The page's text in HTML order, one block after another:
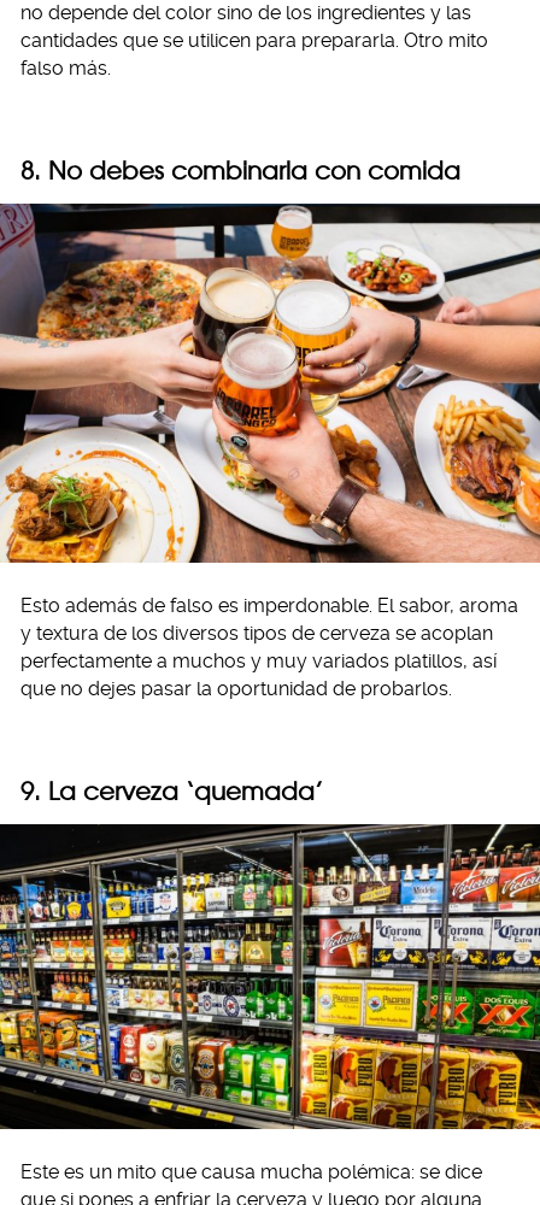
no depende del color sino de los ingredientes y las
cantidades que se utilicen para prepararla. Otro mito
falso más.
8. No debes combinarla con comida
Esto además de falso es imperdonable. El sabor, aroma
y textura de los diversos tipos de cerveza se acoplan
perfectamente a muchos y muy variados platillos, así
que no dejes pasar la oportunidad de probarlos.
9. La cerveza ‘quemada’
Este es un mito que causa mucha polémica: se dice
que si pones a enfriar la cerveza y luego por alguna